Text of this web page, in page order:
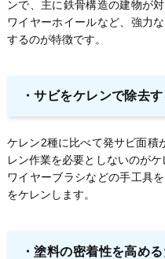
ンで、主に鉄骨構造の建物が
ワイヤーホイールなど、強力
するのが特徴です。
・サビをケレンで除去す
ケレン2種に比べて発サビ面積
レン作業を必要としないのが
ワイヤーブラシなどの手工具
をケレンします。
・塗料の密着性を高め